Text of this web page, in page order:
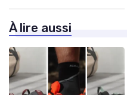
À lire aussi